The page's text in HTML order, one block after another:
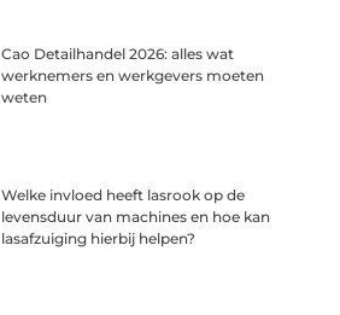
Cao Detailhandel 2026: alles wat
werknemers en werkgevers moeten
weten
Welke invloed heeft lasrook op de
levensduur van machines en hoe kan
lasafzuiging hierbij helpen?